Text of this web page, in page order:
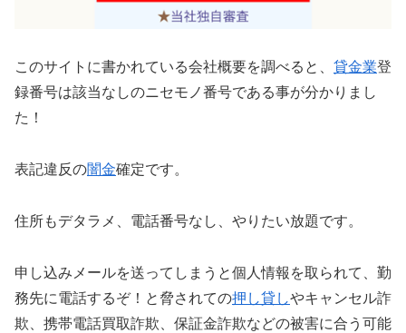
このサイトに書かれている会社概要を調べると、 貸金業登
録番号は該当なしのニセモノ番号である事が分かりまし
た！
表記違反の闇金確定です。
住所もデタラメ、電話番号なし、やりたい放題です。
申し込みメールを送ってしまうと個人情報を取られて、勤
務先に電話するぞ！と脅されての押し貸しやキャンセル詐
欺、携帯電話買取詐欺、保証金詐欺などの被害に合う可能